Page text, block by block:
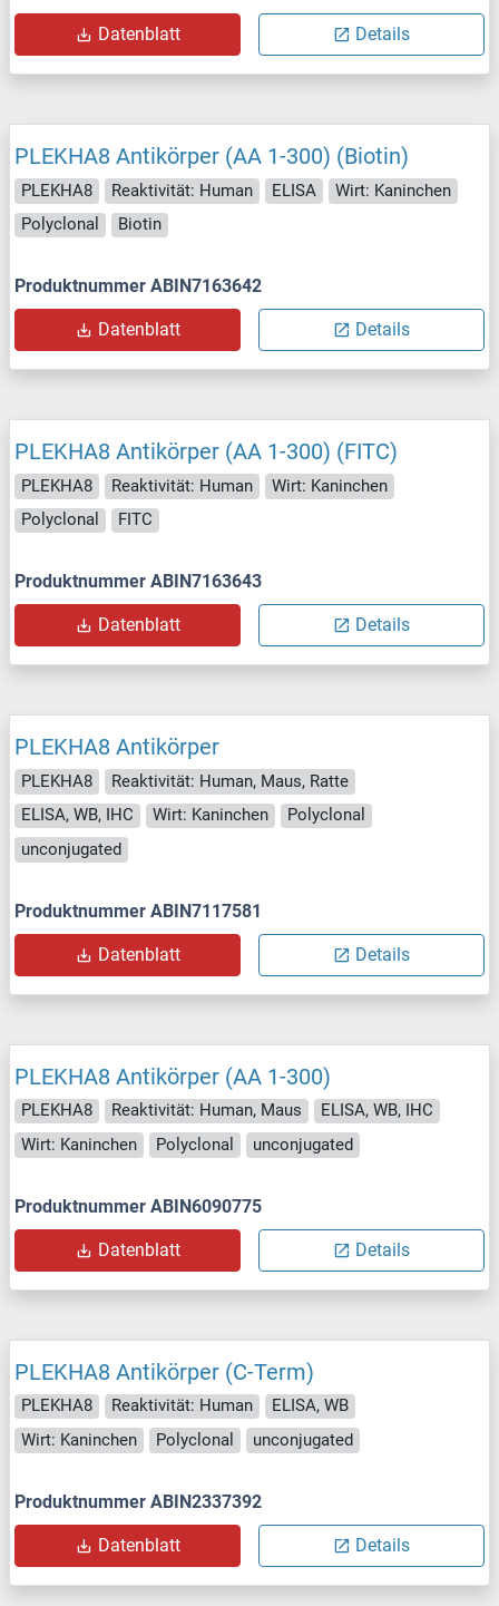
Datenblatt Details
PLEKHA8 Antikörper (AA 1-300) (Biotin)
PLEKHA8 Reaktivität: Human ELISA
Wirt: Kaninchen
Polyclonal
Biotin
Produktnummer ABIN7163642
Datenblatt Details
PLEKHA8 Antikörper (AA 1-300) (FITC)
PLEKHA8 Reaktivität: Human
Wirt: Kaninchen
Polyclonal
FITC
Produktnummer ABIN7163643
Datenblatt Details
PLEKHA8 Antikörper
PLEKHA8
Reaktivität: Human, Maus, Ratte
ELISA, WB, IHC
Wirt: Kaninchen
Polyclonal
unconjugated
Produktnummer ABIN7117581
Datenblatt Details
PLEKHA8 Antikörper (AA 1-300)
PLEKHA8 Reaktivität: Human, Maus
ELISA, WB, IHC
Wirt: Kaninchen
Polyclonal unconjugated
Produktnummer ABIN6090775
Datenblatt Details
PLEKHA8 Antikörper (C-Term)
PLEKHA8 Reaktivität: Human
ELISA, WB
Wirt: Kaninchen
Polyclonal unconjugated
Produktnummer ABIN2337392
Datenblatt Details